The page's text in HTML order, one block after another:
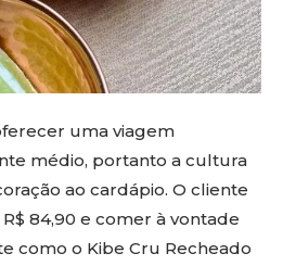
uma viagem
médio, portanto a cultura
ao cardápio. O cliente
84,90 e comer à vontade
como o Kibe Cru Recheado